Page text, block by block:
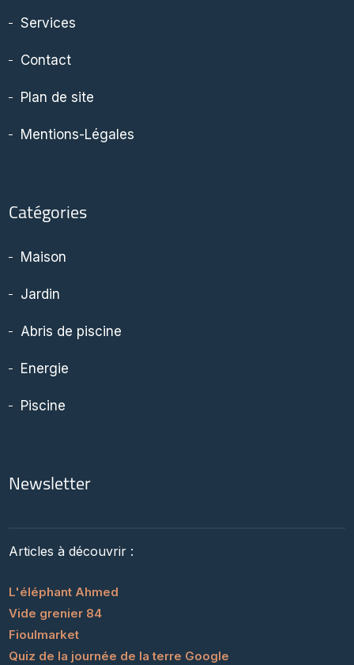
Services
Contact
Plan de site
Mentions-Légales
Catégories
Maison
Jardin
Abris de piscine
Energie
Piscine
Newsletter
Articles à découvrir :
L'éléphant Ahmed
Vide grenier 84
Fioulmarket
Quiz de la journée de la terre Google